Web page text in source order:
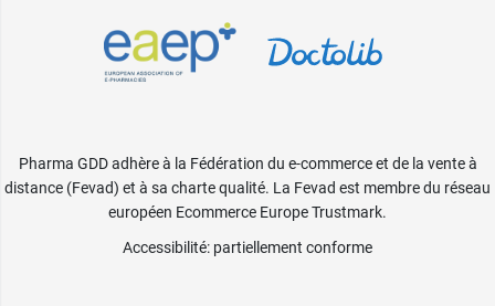
Pharma GDD adhère à la Fédération du e-commerce et de la vente à
distance (Fevad) et à sa charte qualité. La Fevad est membre du réseau
européen Ecommerce Europe Trustmark.
Accessibilité: partiellement conforme